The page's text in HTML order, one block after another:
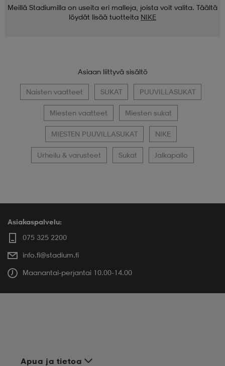
Meillä Stadiumilla on useita eri malleja, joista voit valita. Täältä
löydät lisää tuotteita NIKE
Asiaan liittyvä sisältö
Naisten vaatteet SUKAT PUUVILLASUKAT
Miesten vaatteet Miesten sukat
MIESTEN PUUVILLASUKAT NIKE
Urheilu & varusteet Sukat Jalkapallo
Asiakaspalvelu:
075 325 2200
info.fi@stadium.fi
Maanantai-perjantai 10.00-14.00
Apua ja tietoa